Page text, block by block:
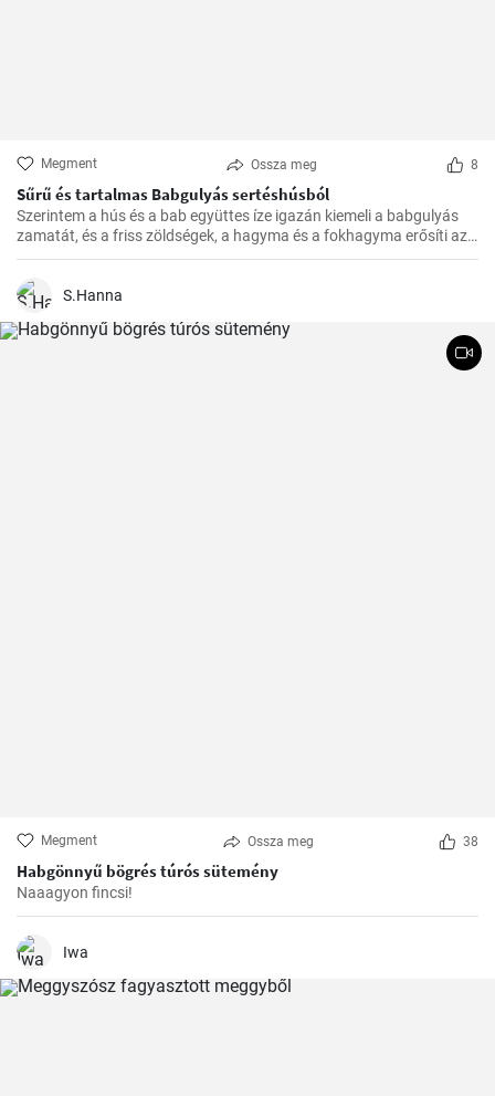
Megment Ossza meg 8
Sűrű és tartalmas Babgulyás sertéshúsból
Szerintem a hús és a bab együttes íze igazán kiemeli a babgulyás
zamatát, és a friss zöldségek, a hagyma és a fokhagyma erősíti azt.
A végeredmény pedig mindig egy sűrű, tartalmas, krémes
S.Hanna
Megment Ossza meg 38
Habgönnyű bögrés túrós sütemény
Naaagyon fincsi!
Iwa